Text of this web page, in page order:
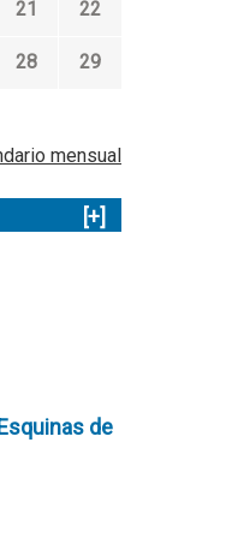
21 22
28 29
mensual
[+]
de